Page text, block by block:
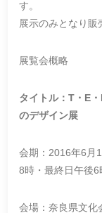
す。
展示のみとなり販
展覧会概略
タイトル：T・E
のデザイン展
会期：2016年6月
8時・最終日午後6
会場：奈良県文化